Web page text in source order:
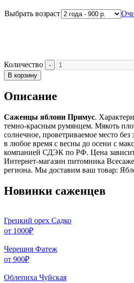
Выбрать возраст
Количество
В корзину
Описание
Саженцы яблони Примус.
темно-красным румянцем. Мякоть
солнечное, проветриваемое место
в любое время с весны до осени с
компанией СДЭК по РФ. Цена зависит
Интернет-магазин питомника
региона. Мы доставим ваш товар:
Новинки саженцев
Грецкий орех Садко
от 1000₽
Черешня Фатеж
от 900₽
Облепиха Чуйская